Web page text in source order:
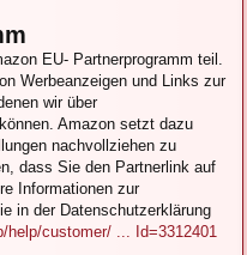
EU- Partnerprogramm teil.
Werbeanzeigen und Links zur
wir über
Amazon setzt dazu
nachvollziehen zu
dass Sie den Partnerlink auf
Informationen zur
in der Datenschutzerklärung
help/customer/ ... Id=3312401